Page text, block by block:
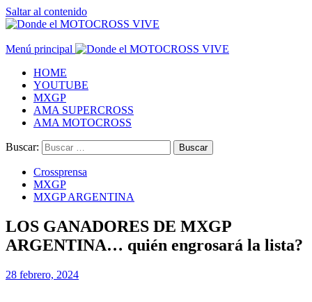
Saltar al contenido
Menú principal
HOME
YOUTUBE
MXGP
AMA SUPERCROSS
AMA MOTOCROSS
Buscar:
Crossprensa
MXGP
MXGP ARGENTINA
LOS GANADORES DE MXGP
ARGENTINA… quién engrosará la lista?
28 febrero, 2024